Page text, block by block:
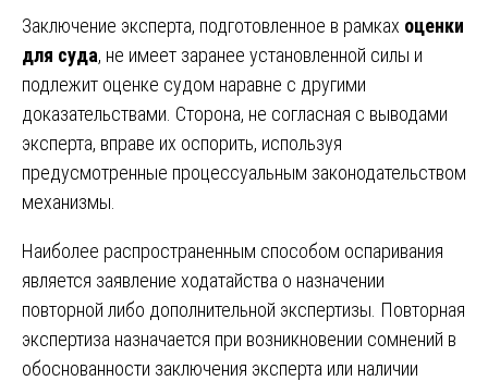
Заключение эксперта, подготовленное в рамках оценки
для суда, не имеет заранее установленной силы и
подлежит оценке судом наравне с другими
доказательствами. Сторона, не согласная с выводами
эксперта, вправе их оспорить, используя
предусмотренные процессуальным законодательством
механизмы.
Наиболее распространенным способом оспаривания
является заявление ходатайства о назначении
повторной либо дополнительной экспертизы. Повторная
экспертиза назначается при возникновении сомнений в
обоснованности заключения эксперта или наличии